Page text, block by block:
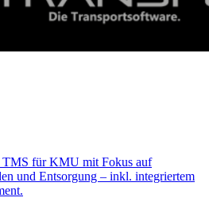
TMS für KMU mit Fokus auf
und Entsorgung – inkl. integriertem